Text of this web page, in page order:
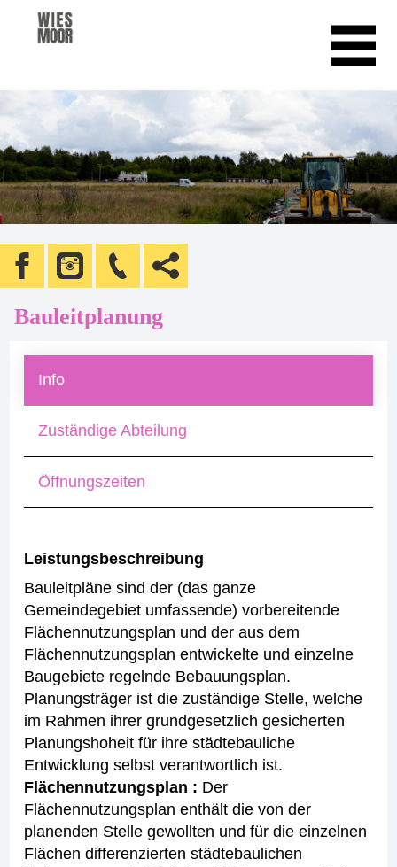
Bauleitplanung
Info
Zuständige Abteilung
Öffnungszeiten
Leistungsbeschreibung
Bauleitpläne sind der (das ganze
Gemeindegebiet umfassende) vorbereitende
Flächennutzungsplan und der aus dem
Flächennutzungsplan entwickelte und einzelne
Baugebiete regelnde Bebauungsplan.
Planungsträger ist die zuständige Stelle, welche
im Rahmen ihrer grundgesetzlich gesicherten
Planungshoheit für ihre städtebauliche
Entwicklung selbst verantwortlich ist.
Flächennutzungsplan : Der
Flächennutzungsplan enthält die von der
planenden Stelle gewollten und für die einzelnen
Flächen differenzierten städtebaulichen